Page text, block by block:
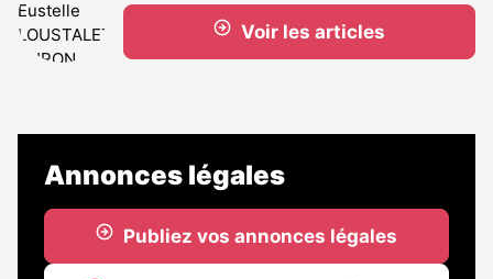
Voir les articles
Annonces légales
Publiez vos annonces légales